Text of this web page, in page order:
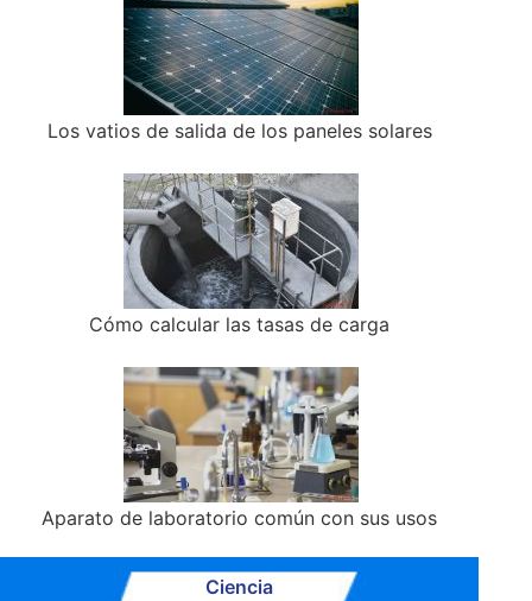
Los vatios de salida de los paneles solares
Cómo calcular las tasas de carga
Aparato de laboratorio común con sus usos
Ciencia